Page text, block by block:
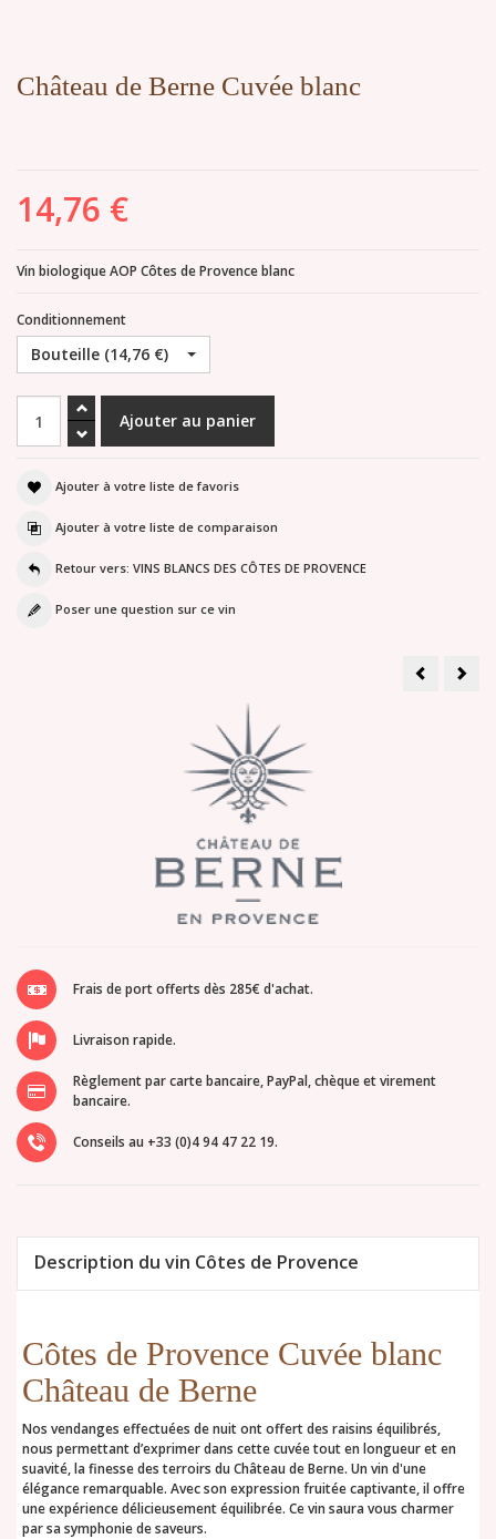
Château de Berne Cuvée blanc
14,76 €
Vin biologique AOP Côtes de Provence blanc
Conditionnement
Bouteille (14,76 €)
Ajouter à votre liste de favoris
Ajouter à votre liste de comparaison
Retour vers: VINS BLANCS DES CÔTES DE PROVENCE
Poser une question sur ce vin
Domaine
Frais de port offerts dès 285€ d'achat.
Livraison rapide.
Règlement par carte bancaire, PayPal, chèque et virement
bancaire.
Conseils au +33 (0)4 94 47 22 19.
Description du vin Côtes de Provence
Côtes de Provence Cuvée blanc
Château de Berne
Nos vendanges effectuées de nuit ont offert des raisins équilibrés,
nous permettant d’exprimer dans cette cuvée tout en longueur et en
suavité, la finesse des terroirs du Château de Berne. Un vin d'une
élégance remarquable. Avec son expression fruitée captivante, il offre
une expérience délicieusement équilibrée. Ce vin saura vous charmer
par sa symphonie de saveurs.